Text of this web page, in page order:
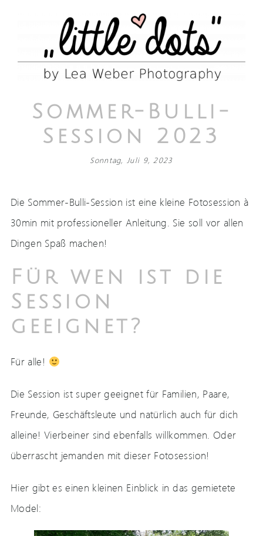
Sommer-Bulli-
Session 2023
Sonntag, Juli 9, 2023
Die Sommer-Bulli-Session ist eine kleine Fotosession à
30min mit professioneller Anleitung. Sie soll vor allen
Dingen Spaß machen!
Für wen ist die
Session
geeignet?
Für alle!
Die Session ist super geeignet für Familien, Paare,
Freunde, Geschäftsleute und natürlich auch für dich
alleine! Vierbeiner sind ebenfalls willkommen. Oder
überrascht jemanden mit dieser Fotosession!
Hier gibt es einen kleinen Einblick in das gemietete
Model: